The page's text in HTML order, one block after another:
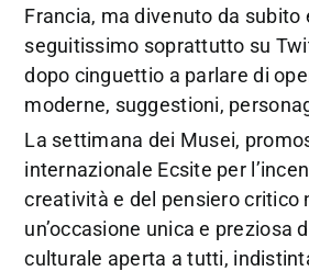
Francia, ma divenuto da subito
seguitissimo soprattutto su
dopo cinguettio a parlare di
moderne, suggestioni,
La settimana dei Musei,
internazionale Ecsite per
creatività e del pensiero critico
un’occasione unica e preziosa
culturale aperta a tutti,